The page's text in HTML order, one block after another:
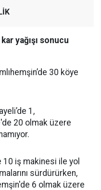
yağışı sonucu
30 köye
1,
20 olmak üzere
iş makinesi ile yol
sürdürürken,
6 olmak üzere